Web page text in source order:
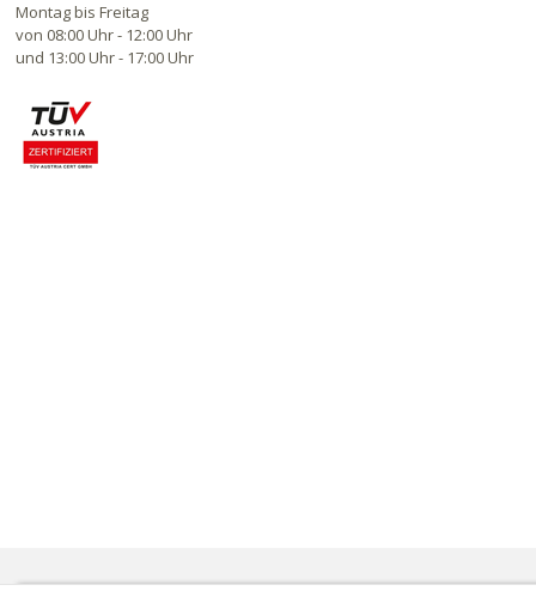
Montag bis Freitag
von 08:00 Uhr - 12:00 Uhr
und 13:00 Uhr - 17:00 Uhr